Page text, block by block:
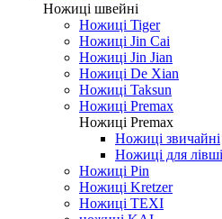
Ножиці швейні
Ножиці Tiger
Ножиці Jin Cai
Ножиці Jin Jian
Ножиці De Xian
Ножиці Taksun
Ножиці Premax
Ножиці Premax
Ножиці звичайні
Ножиці для
Ножиці Pin
Ножиці Kretzer
Ножиці TEXI